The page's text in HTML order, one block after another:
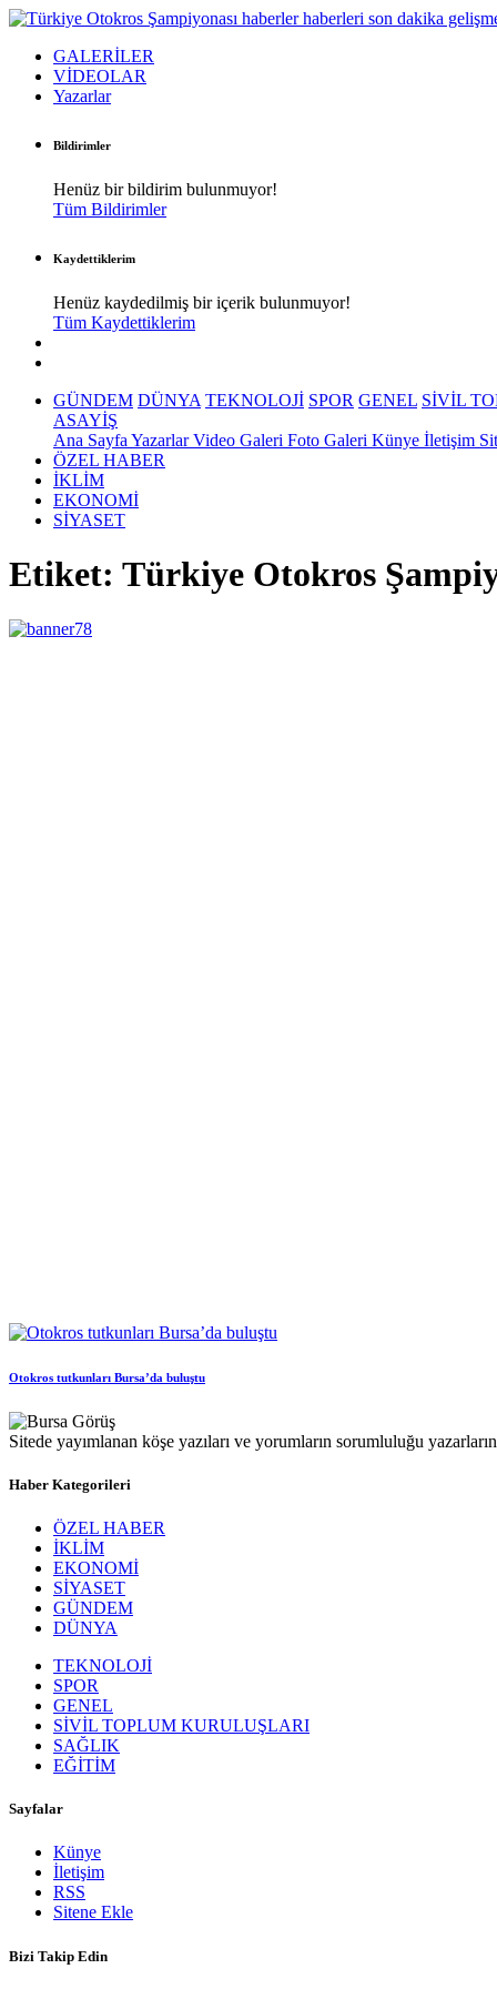
GALERİLER
VİDEOLAR
Yazarlar
Bildirimler
Henüz bir bildirim bulunmuyor!
Tüm Bildirimler
Kaydettiklerim
Henüz kaydedilmiş bir içerik bulunmuyor!
Tüm Kaydettiklerim
GÜNDEM DÜNYA TEKNOLOJİ SPOR GENEL SİVİL
ASAYİŞ
Ana Sayfa YazarlarVideo Galeri Foto Galeri Künye İletişim
ÖZEL HABER
İKLİM
EKONOMİ
SİYASET
Etiket: Türkiye Otokros
Otokros tutkunları Bursa’da buluştu
Sitede yayımlanan köşe yazıları ve yorumların sorumluluğu
Haber Kategorileri
ÖZEL HABER
İKLİM
EKONOMİ
SİYASET
GÜNDEM
DÜNYA
TEKNOLOJİ
SPOR
GENEL
SİVİL TOPLUM KURULUŞLARI
SAĞLIK
EĞİTİM
Sayfalar
Künye
İletişim
RSS
Sitene Ekle
Bizi Takip Edin